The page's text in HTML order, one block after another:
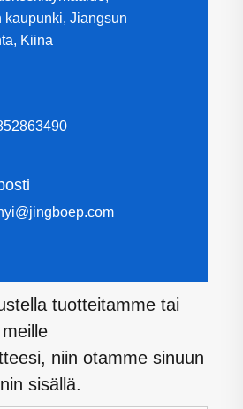
kaupunki, Jiangsun
Kiina
tuotteitamme tai
niin otamme sinuun
sisällä.